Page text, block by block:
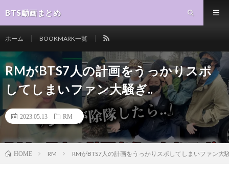
BTS動画まとめ
ホーム BOOKMARK一覧
RMがBTS7人の計画をうっかりスポ
してしまいファン大騒ぎ..
2023.05.13 RM
HOME RM RMがBTS7人の計画をうっかりスポしてしまいファン大